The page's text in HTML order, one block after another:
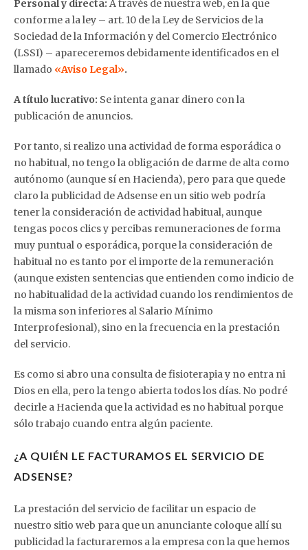
Personal y directa: A través de nuestra web, en la que
conforme a la ley – art. 10 de la Ley de Servicios de la
Sociedad de la Información y del Comercio Electrónico
(LSSI) – apareceremos debidamente identificados en el
llamado «Aviso Legal».
A título lucrativo: Se intenta ganar dinero con la
publicación de anuncios.
Por tanto, si realizo una actividad de forma esporádica o
no habitual, no tengo la obligación de darme de alta como
autónomo (aunque sí en Hacienda), pero para que quede
claro la publicidad de Adsense en un sitio web podría
tener la consideración de actividad habitual, aunque
tengas pocos clics y percibas remuneraciones de forma
muy puntual o esporádica, porque la consideración de
habitual no es tanto por el importe de la remuneración
(aunque existen sentencias que entienden como indicio de
no habitualidad de la actividad cuando los rendimientos de
la misma son inferiores al Salario Mínimo
Interprofesional), sino en la frecuencia en la prestación
del servicio.
Es como si abro una consulta de fisioterapia y no entra ni
Dios en ella, pero la tengo abierta todos los días. No podré
decirle a Hacienda que la actividad es no habitual porque
sólo trabajo cuando entra algún paciente.
¿A QUIÉN LE FACTURAMOS EL SERVICIO DE
ADSENSE?
La prestación del servicio de facilitar un espacio de
nuestro sitio web para que un anunciante coloque allí su
publicidad la facturaremos a la empresa con la que hemos